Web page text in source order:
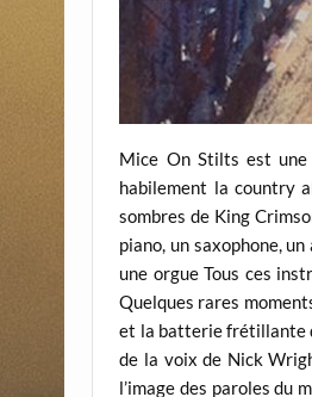
Mice On Stilts est une
habilement la country
sombres de King
piano, un saxophone,
une orgue Tous ces
Quelques rares
et la batterie frétillante
de la voix de Nick
l’image des paroles du